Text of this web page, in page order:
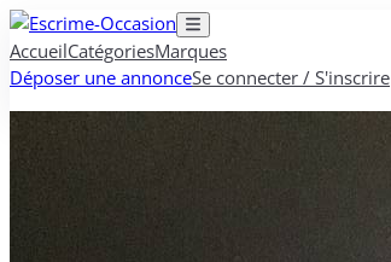
AccueilCatégoriesMarques
Déposer une annonceSe connecter / S'inscrire